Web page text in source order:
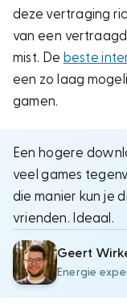
deze vertraging
van een
mist. De beste
een zo laag
gamen.
Een hogere
veel games
die manier kun je
vrienden. Ideaal.
Geert
Energie